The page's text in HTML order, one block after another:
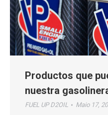
Productos que
nuestra
FUEL UP D2OIL Maio 17,